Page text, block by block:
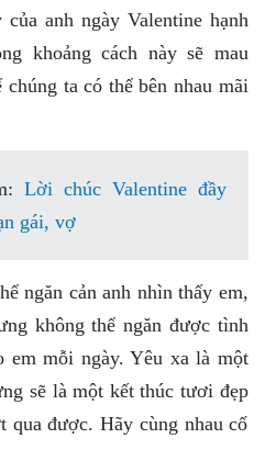
của anh ngày Valentine hạnh
khoảng cách này sẽ mau
chúng ta có thể bên nhau mãi
Lời chúc Valentine đầy
gái, vợ
ngăn cản anh nhìn thấy em,
không thể ngăn được tình
em mỗi ngày. Yêu xa là một
sẽ là một kết thúc tươi đẹp
qua được. Hãy cùng nhau cố